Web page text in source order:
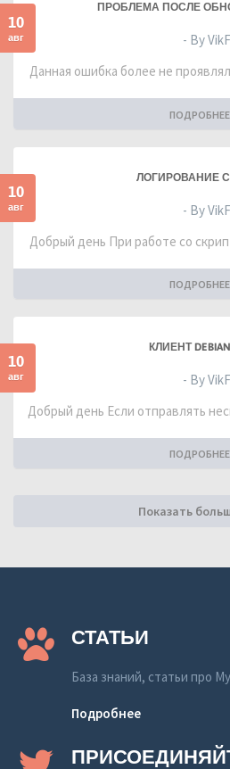
10
авг
ПРОБЛЕМА ПОСЛЕ
- By
Данная ошибка более не
ПОДРОБНЕЕ
10
авг
ЛОГИРОВАНИЕ
- By
Добрый день При работе со
ПОДРОБНЕЕ
10
авг
КЛИЕНТ DEBIAN
- By
Добрый день Если отправлять
ПОДРОБНЕЕ
Показать
СТАТЬИ
База знаний, статьи про
Подробнее